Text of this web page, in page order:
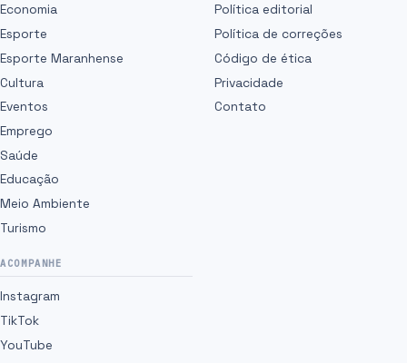
Economia
Esporte
Esporte Maranhense
Cultura
Eventos
Emprego
Saúde
Educação
Meio Ambiente
Turismo
Política editorial
Política de correções
Código de ética
Privacidade
Contato
ACOMPANHE
Instagram
TikTok
YouTube